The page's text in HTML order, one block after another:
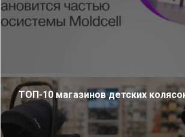
ТОП-10 магазинов детских